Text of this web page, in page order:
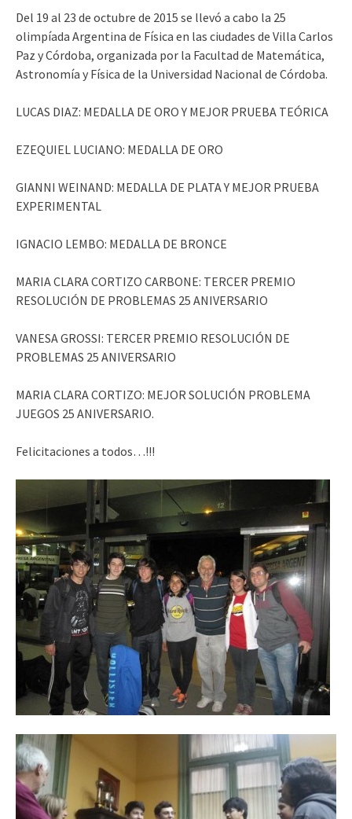
Del 19 al 23 de octubre de 2015 se llevó a cabo la 25
olimpíada Argentina de Física en las ciudades de Villa Carlos
Paz y Córdoba, organizada por la Facultad de Matemática,
Astronomía y Física de la Universidad Nacional de Córdoba.
LUCAS DIAZ: MEDALLA DE ORO Y MEJOR PRUEBA TEÓRICA
EZEQUIEL LUCIANO: MEDALLA DE ORO
GIANNI WEINAND: MEDALLA DE PLATA Y MEJOR PRUEBA
EXPERIMENTAL
IGNACIO LEMBO: MEDALLA DE BRONCE
MARIA CLARA CORTIZO CARBONE: TERCER PREMIO
RESOLUCIÓN DE PROBLEMAS 25 ANIVERSARIO
VANESA GROSSI: TERCER PREMIO RESOLUCIÓN DE
PROBLEMAS 25 ANIVERSARIO
MARIA CLARA CORTIZO: MEJOR SOLUCIÓN PROBLEMA
JUEGOS 25 ANIVERSARIO.
Felicitaciones a todos…!!!